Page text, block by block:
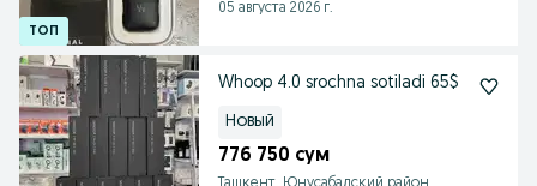
05 августа 2026 г.
Whoop 4.0 srochna sotiladi 65$
Новый
776 750 сум